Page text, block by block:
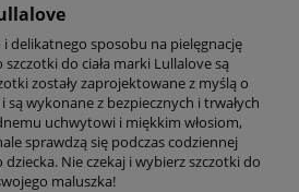
i delikatnego sposobu na pielęgnację
do ciała marki Lullalove są
zostały zaprojektowane z myślą o
są wykonane z bezpiecznych i trwałych
uchwytowi i miękkim włosiom,
sprawdzą się podczas codziennej
Nie czekaj i wybierz szczotki do
maluszka!